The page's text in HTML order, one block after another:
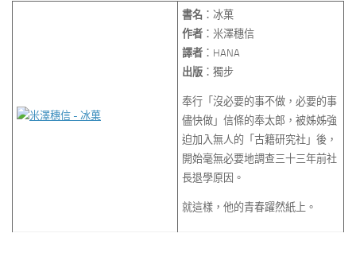
書名 ：冰菓
作者 ：米澤穗信
譯者 ：HANA
出版 ：獨步
奉行「沒必要的事不做，必要的事
儘快做」信條的奉太郎，被姊姊強
迫加入無人的「古籍研究社」後，
開始毫無必要地調查三十三年前社
長退學原因。
就這樣，他的青春躍然紙上。